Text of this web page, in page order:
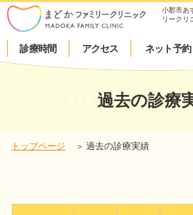
小郡市あ
リークリ
診療時間 アクセス ネット予約
過去の診療
トップページ 過去の診療実績